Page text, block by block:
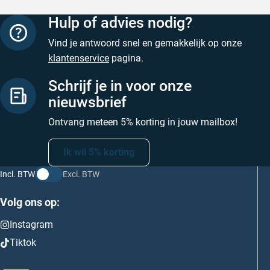
Hulp of advies nodig?
Vind je antwoord snel en gemakkelijk op onze
klantenservice pagina.
Schrijf je in voor onze
nieuwsbrief
Ontvang meteen 5% korting in jouw mailbox!
Ik wil 5% korting
Incl. BTW Excl. BTW
Volg ons op:
Instagram
Tiktok